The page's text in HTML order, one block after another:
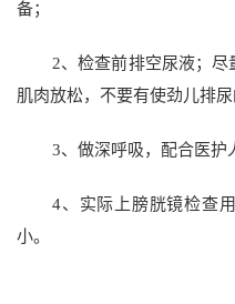
备；
2、检查前排空尿液；
肌肉放松，不要有使劲儿排尿
3、做深呼吸，配合医护
4、实际上膀胱镜检查
小。